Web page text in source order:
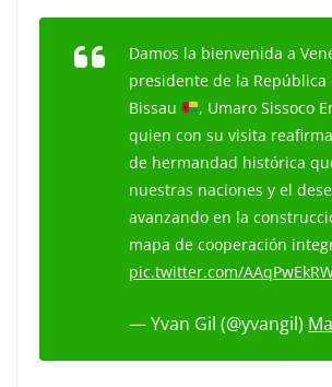
Damos la bienvenida a
presidente de la República
Bissau
, Umaro Sissoco
quien con su visita
de hermandad histórica
nuestras naciones y el
avanzando en la
mapa de cooperación
pic.twitter.com/
— Yvan Gil (@yvangil)